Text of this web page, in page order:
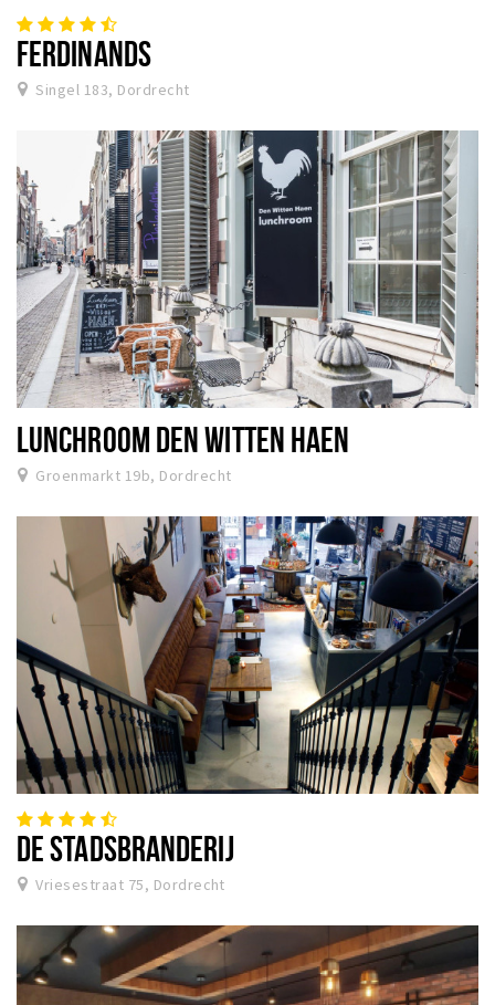
FERDINANDS
Singel 183, Dordrecht
LUNCHROOM DEN WITTEN HAEN
Groenmarkt 19b, Dordrecht
DE STADSBRANDERIJ
Vriesestraat 75, Dordrecht